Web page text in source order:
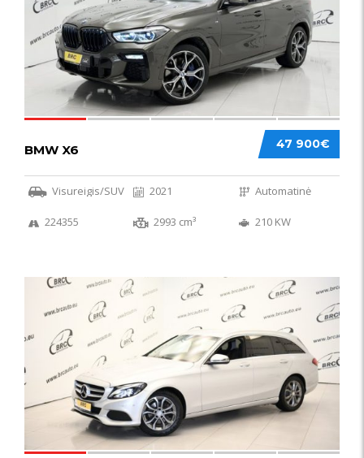
47 900€
BMW X6
Visureigis/SUV 2021 Automatinė
224355 2993 cm³ 210 KW
52